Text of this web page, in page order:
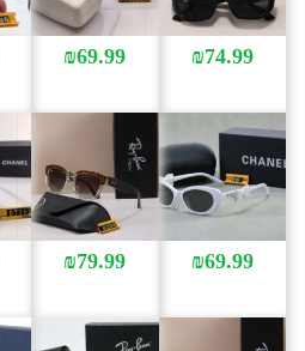
₪74.99
₪69.99
₪69.99
₪79.99